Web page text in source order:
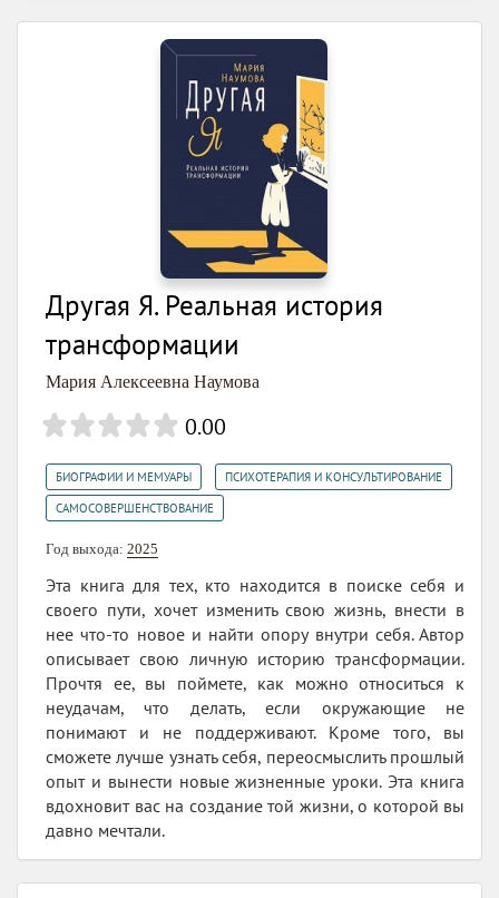
Другая Я. Реальная история
трансформации
Мария Алексеевна Наумова
0.00
БИОГРАФИИ И МЕМУАРЫ ПСИХОТЕРАПИЯ И КОНСУЛЬТИРОВАНИЕ
САМОСОВЕРШЕНСТВОВАНИЕ
Год выхода: 2025
Эта книга для тех, кто находится в поиске себя и
своего пути, хочет изменить свою жизнь, внести в
нее что-то новое и найти опору внутри себя. Автор
описывает свою личную историю трансформации.
Прочтя ее, вы поймете, как можно относиться к
неудачам, что делать, если окружающие не
понимают и не поддерживают. Кроме того, вы
сможете лучше узнать себя, переосмыслить прошлый
опыт и вынести новые жизненные уроки. Эта книга
вдохновит вас на создание той жизни, о которой вы
давно мечтали.